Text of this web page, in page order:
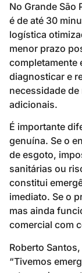
No Grande São
é de até 30
logística
menor prazo
completamente
diagnosticar e
necessidade
adicionais.
É importante
genuína. Se o
de esgoto,
sanitárias ou
constitui
imediato. Se o
mas ainda
comercial com
Roberto
“Tivemos